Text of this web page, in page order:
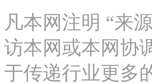
凡本网注明 “来
访本网或本网协
于传递行业更多